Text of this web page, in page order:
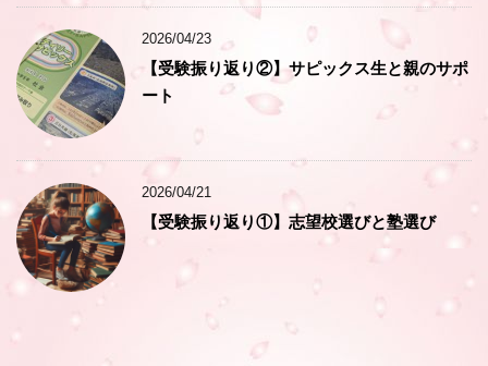
2026/04/23
【受験振り返り②】サピックス生と親のサポ
ート
2026/04/21
【受験振り返り①】志望校選びと塾選び